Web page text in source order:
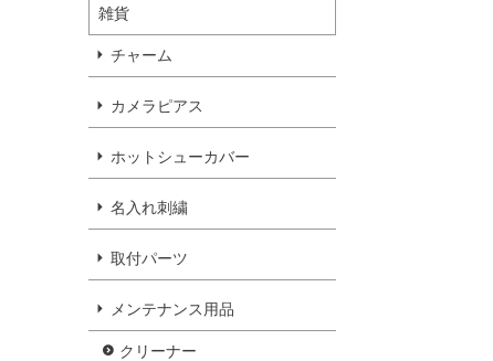
雑貨
チャーム
カメラピアス
ホットシューカバー
名入れ刺繍
取付パーツ
メンテナンス用品
クリーナー